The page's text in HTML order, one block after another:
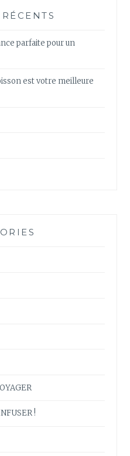
parfaite pour un
est votre meilleure
!